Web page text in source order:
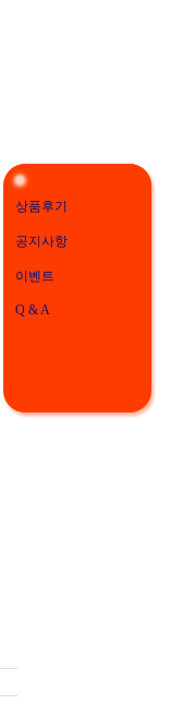
상품후기
공지사항
이벤트
Q & A